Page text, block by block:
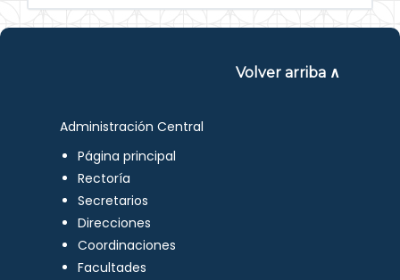
Volver arriba ∧
Administración Central
Página principal
Rectoría
Secretarios
Direcciones
Coordinaciones
Facultades